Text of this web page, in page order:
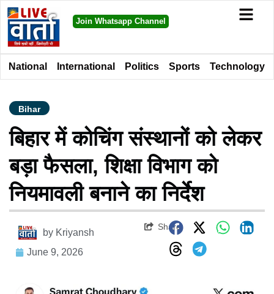
Join Whatsapp Channel
National International Politics Sports Technology
Bihar
बिहार में कोचिंग संस्थानों को लेकर
बड़ा फैसला, शिक्षा विभाग को
नियमावली बनाने का निर्देश
by Kriyansh
June 9, 2026
Share